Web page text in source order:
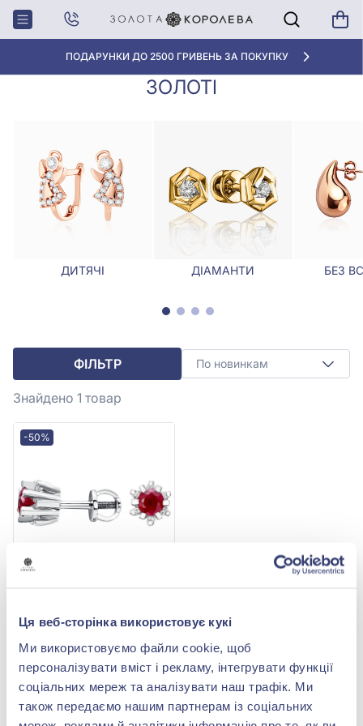
Ця веб-сторінка використовує кукі
Ми використовуємо файли cookie, щоб
персоналізувати вміст і рекламу, інтегрувати функції
соціальних мереж та аналізувати наш трафік. Ми
також передаємо нашим партнерам із соціальних
ПОДАРУНКИ ДО 2500 ГРИВЕНЬ ЗА ПОКУПКУ
Головна Сережки Сережки-пусети з рубіном золоті
СЕРЕЖКИ-ПУСЕТИ З РУБІНОМ
ЗОЛОТІ
ДИТЯЧІ ДІАМАНТИ БЕЗ
ФІЛЬТР По новинкам
Знайдено 1 товар
-50%
золота 585° з діамантом
0,192ct та червоним
рубіном 0,89ct, арт.
214178п.р
114 160,00 грн
57 080,00 грн
(арт. 214178п.р)
Купити